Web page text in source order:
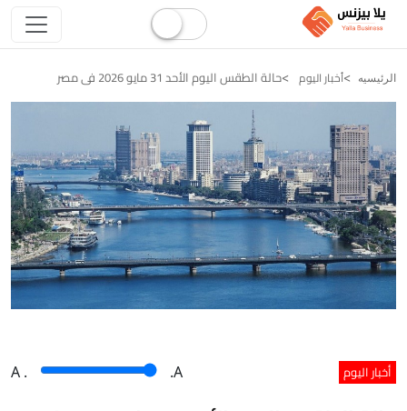
الرئيسيه أخبار اليوم حالة الطقس اليوم الأحد 31 مايو 2026 فى مصر
أخبار اليوم A . .A